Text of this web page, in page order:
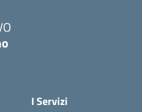
I Servizi